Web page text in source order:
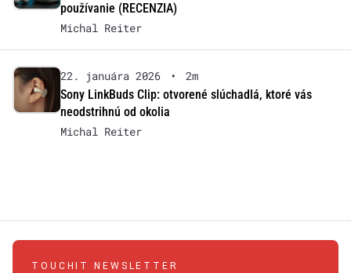
používanie (RECENZIA)
Michal Reiter
22. januára 2026 •
2m
Sony LinkBuds Clip: otvorené slúchadlá, ktoré vás
neodstrihnú od okolia
Michal Reiter
TOUCHIT NEWSLETTER